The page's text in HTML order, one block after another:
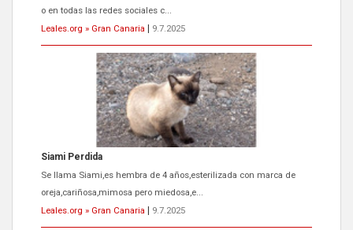
o en todas las redes sociales c...
Leales.org » Gran Canaria
9.7.2025
Siami Perdida
Se llama Siami,es hembra de 4 años,esterilizada con marca de
oreja,cariñosa,mimosa pero miedosa,e...
Leales.org » Gran Canaria
9.7.2025